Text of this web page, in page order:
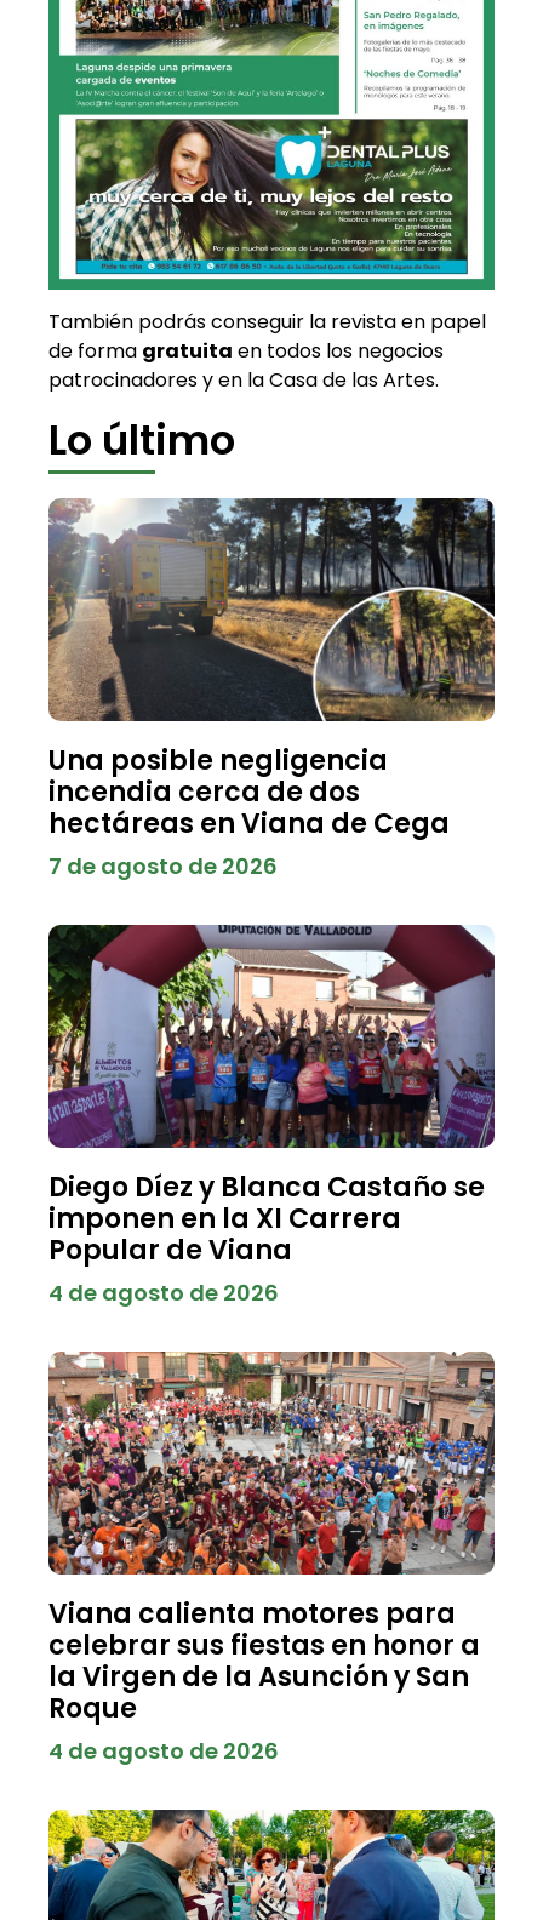
También podrás conseguir la revista en papel
de forma gratuita en todos los negocios
patrocinadores y en la Casa de las Artes.
Lo último
Una posible negligencia
incendia cerca de dos
hectáreas en Viana de Cega
7 de agosto de 2026
Diego Díez y Blanca Castaño se
imponen en la XI Carrera
Popular de Viana
4 de agosto de 2026
Viana calienta motores para
celebrar sus fiestas en honor a
la Virgen de la Asunción y San
Roque
4 de agosto de 2026